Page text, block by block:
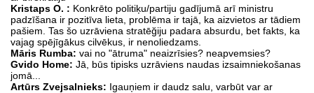
Kristaps O. : Konkrēto politiķu/partiju gadījumā arī ministru
padzīšana ir pozitīva lieta, problēma ir tajā, ka aizvietos ar tādiem
pašiem. Tas šo uzrāviena stratēğiju padara absurdu, bet fakts, ka
vajag spējīgākus cilvēkus, ir nenoliedzams.
Māris Rumba: vai no "ātruma" neaizrīsies? neapvemsies?
Gvido Home: Jā, būs tipisks uzrāviens naudas izsaimniekošanas
jomā...
Artūrs Zvejsalnieks: Igauņiem ir daudz salu, varbūt var ar